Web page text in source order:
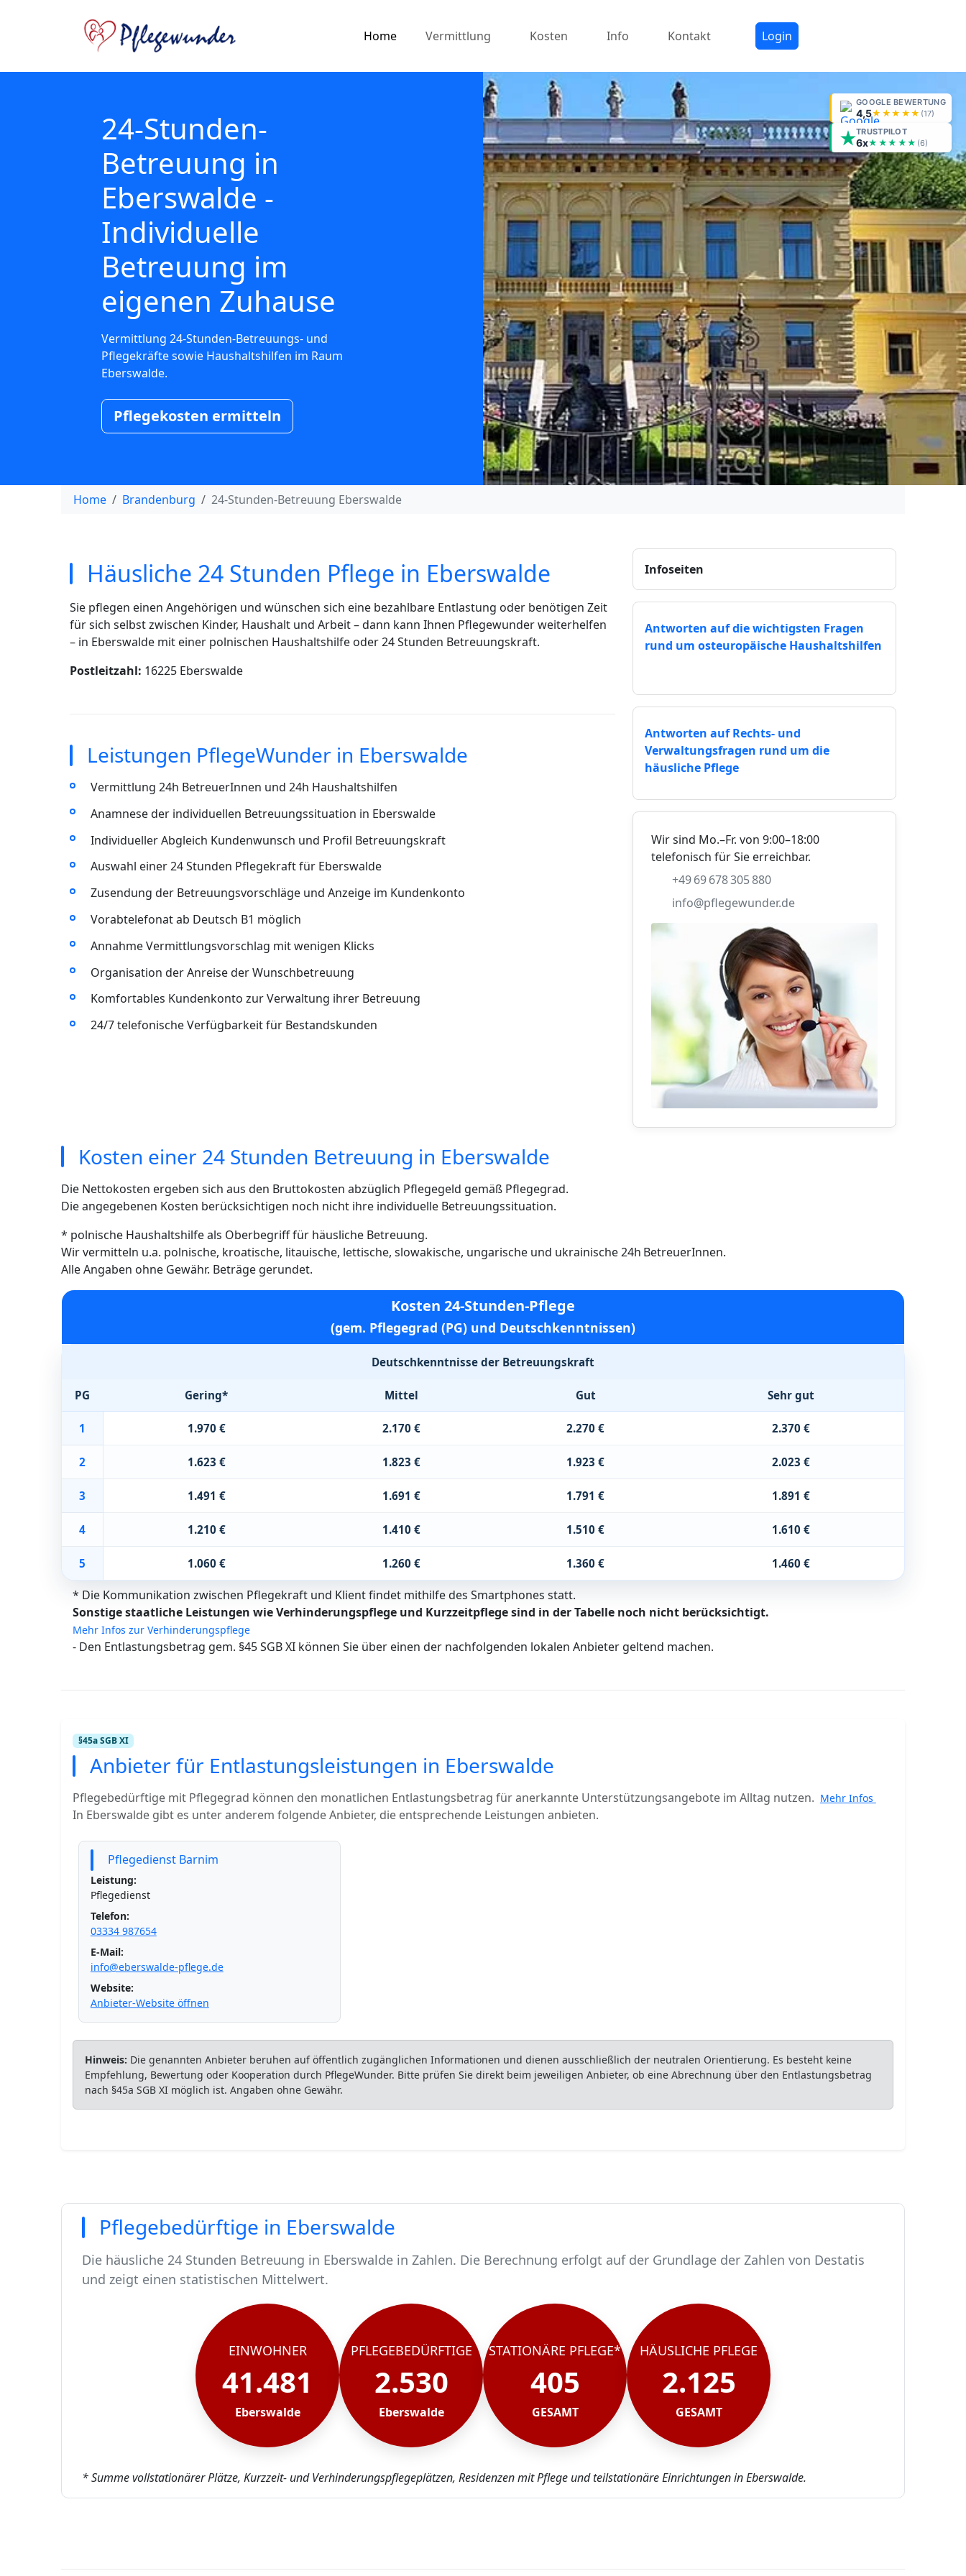
Home Vermittlung Kosten Info Kontakt Login
GOOGLE BEWERTUNG
4,5★★★★★ (17)
TRUSTPILOT
6x★★★★★ (6)
24-Stunden-
Betreuung in
Eberswalde -
Individuelle
Betreuung im
eigenen Zuhause
Vermittlung 24-Stunden-Betreuungs- und
Pflegekräfte sowie Haushaltshilfen im Raum
Eberswalde.
Pflegekosten ermitteln
Home Brandenburg 24-Stunden-Betreuung Eberswalde
Häusliche 24 Stunden Pflege in Eberswalde
Sie pflegen einen Angehörigen und wünschen sich eine bezahlbare Entlastung oder benötigen Zeit
für sich selbst zwischen Kinder, Haushalt und Arbeit – dann kann Ihnen Pflegewunder weiterhelfen
– in Eberswalde mit einer polnischen Haushaltshilfe oder 24 Stunden Betreuungskraft.
Postleitzahl: 16225 Eberswalde
Leistungen PflegeWunder in Eberswalde
Vermittlung 24h BetreuerInnen und 24h Haushaltshilfen
Anamnese der individuellen Betreuungssituation in Eberswalde
Individueller Abgleich Kundenwunsch und Profil Betreuungskraft
Auswahl einer 24 Stunden Pflegekraft für Eberswalde
Zusendung der Betreuungsvorschläge und Anzeige im Kundenkonto
Vorabtelefonat ab Deutsch B1 möglich
Annahme Vermittlungsvorschlag mit wenigen Klicks
Organisation der Anreise der Wunschbetreuung
Komfortables Kundenkonto zur Verwaltung ihrer Betreuung
24/7 telefonische Verfügbarkeit für Bestandskunden
Infoseiten
Antworten auf die wichtigsten Fragen
rund um osteuropäische Haushaltshilfen
Antworten auf Rechts- und
Verwaltungsfragen rund um die
häusliche Pflege
Wir sind Mo.–Fr. von 9:00–18:00
telefonisch für Sie erreichbar.
+49 69 678 305 880
info@pflegewunder.de
Kosten einer 24 Stunden Betreuung in Eberswalde
Die Nettokosten ergeben sich aus den Bruttokosten abzüglich Pflegegeld gemäß Pflegegrad.
Die angegebenen Kosten berücksichtigen noch nicht ihre individuelle Betreuungssituation.
* polnische Haushaltshilfe als Oberbegriff für häusliche Betreuung.
Wir vermitteln u.a. polnische, kroatische, litauische, lettische, slowakische, ungarische und ukrainische 24h BetreuerInnen.
Alle Angaben ohne Gewähr. Beträge gerundet.
Kosten 24-Stunden-Pflege
(gem. Pflegegrad (PG) und Deutschkenntnissen)
Deutschkenntnisse der Betreuungskraft
PG Gering* Mittel Gut Sehr gut
1 1.970 € 2.170 € 2.270 € 2.370 €
2 1.623 € 1.823 € 1.923 € 2.023 €
3 1.491 € 1.691 € 1.791 € 1.891 €
4 1.210 € 1.410 € 1.510 € 1.610 €
5 1.060 € 1.260 € 1.360 € 1.460 €
* Die Kommunikation zwischen Pflegekraft und Klient findet mithilfe des Smartphones statt.
Sonstige staatliche Leistungen wie Verhinderungspflege und Kurzzeitpflege sind in der Tabelle noch nicht berücksichtigt.
Mehr Infos zur Verhinderungspflege
- Den Entlastungsbetrag gem. §45 SGB XI können Sie über einen der nachfolgenden lokalen Anbieter geltend machen.
§45a SGB XI
Anbieter für Entlastungsleistungen in Eberswalde
Pflegebedürftige mit Pflegegrad können den monatlichen Entlastungsbetrag für anerkannte Unterstützungsangebote im Alltag nutzen. Mehr Infos
In Eberswalde gibt es unter anderem folgende Anbieter, die entsprechende Leistungen anbieten.
Pflegedienst Barnim
Leistung:
Pflegedienst
Telefon:
03334 987654
E-Mail:
info@eberswalde-pflege.de
Website:
Anbieter-Website öffnen
Hinweis: Die genannten Anbieter beruhen auf öffentlich zugänglichen Informationen und dienen ausschließlich der neutralen Orientierung. Es besteht keine
Empfehlung, Bewertung oder Kooperation durch PflegeWunder. Bitte prüfen Sie direkt beim jeweiligen Anbieter, ob eine Abrechnung über den Entlastungsbetrag
nach §45a SGB XI möglich ist. Angaben ohne Gewähr.
Pflegebedürftige in Eberswalde
Die häusliche 24 Stunden Betreuung in Eberswalde in Zahlen. Die Berechnung erfolgt auf der Grundlage der Zahlen von Destatis
und zeigt einen statistischen Mittelwert.
In Eberswalde leben rund 41481 Menschen.
Von diesen 41481 Einwohnern sind rund 2530 pflegebedürftig.
Ca. 405 dieser pflegebedürftigen Menschen werden stationär gepflegt*.
Der Großteil der Pflegebedürftigen in Eberswalde, rund 2125 werden häuslich gepflegt.
EINWOHNER
41.481
Eberswalde
PFLEGEBEDÜRFTIGE
2.530
Eberswalde
STATIONÄRE PFLEGE*
405
GESAMT
HÄUSLICHE PFLEGE
2.125
GESAMT
* Summe vollstationärer Plätze, Kurzzeit- und Verhinderungspflegeplätzen, Residenzen mit Pflege und teilstationäre Einrichtungen in Eberswalde.